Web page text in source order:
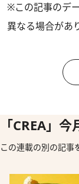
※この記事のデ
異なる場合があ
「CREA」
この連載の別の記事